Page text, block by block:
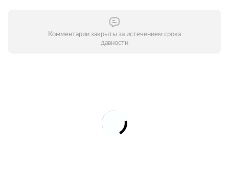
Комментарии закрыты за истечением срока
давности